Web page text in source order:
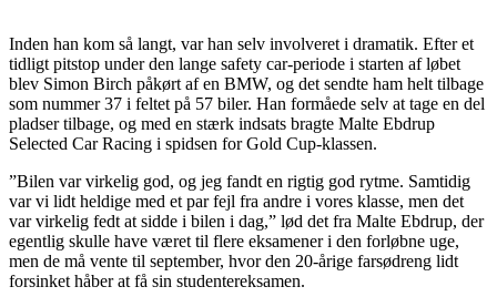
Inden han kom så langt, var han selv involveret i dramatik. Efter et
tidligt pitstop under den lange safety car-periode i starten af løbet
blev Simon Birch påkørt af en BMW, og det sendte ham helt tilbage
som nummer 37 i feltet på 57 biler. Han formåede selv at tage en del
pladser tilbage, og med en stærk indsats bragte Malte Ebdrup
Selected Car Racing i spidsen for Gold Cup-klassen.
”Bilen var virkelig god, og jeg fandt en rigtig god rytme. Samtidig
var vi lidt heldige med et par fejl fra andre i vores klasse, men det
var virkelig fedt at sidde i bilen i dag,” lød det fra Malte Ebdrup, der
egentlig skulle have været til flere eksamener i den forløbne uge,
men de må vente til september, hvor den 20-årige farsødreng lidt
forsinket håber at få sin studentereksamen.